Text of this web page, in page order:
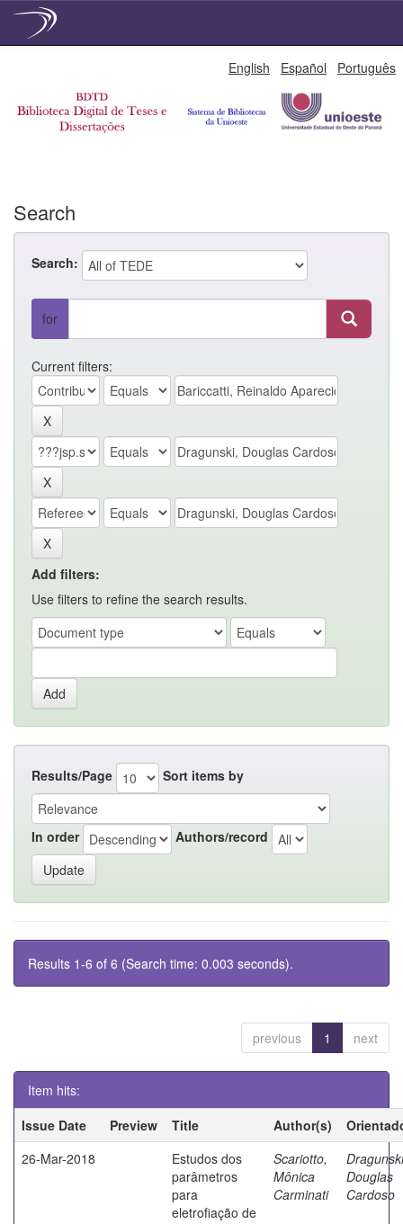
English Español Português
Search
Search:
for
Current filters:
Add filters:
Use filters to refine the search results.
Results/Page Sort items by
In order Authors/record
Results 1-6 of 6 (Search time: 0.003 seconds).
previous 1 next
Item hits:
Issue Date
Preview Title Author(s)
26-Mar-2018
Estudos dos
parâmetros
para
eletrofiação de
Scariotto,
Mônica
Carminati
Douglas
Cardoso